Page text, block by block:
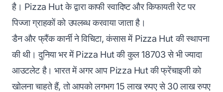
है। Pizza Hut के द्वारा काफी स्वादिष्ट और किफायती रेट पर
पिज्जा ग्राहकों को उपलब्ध करवाया जाता है।
डैन और फ्रैंक कार्नी ने विचिटा, कंसास में Pizza Hut की स्थापना
की थी। दुनिया भर में Pizza Hut की कुल 18703 से भी ज्यादा
आउटलेट है। भारत में अगर आप Pizza Hut की फ्रेंचाइजी को
खोलना चाहते हैं, तो आपको लगभग 15 लाख रुपए से 30 लाख रुपए